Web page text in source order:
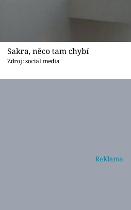
Sakra, něco tam chybí
Zdroj: social media